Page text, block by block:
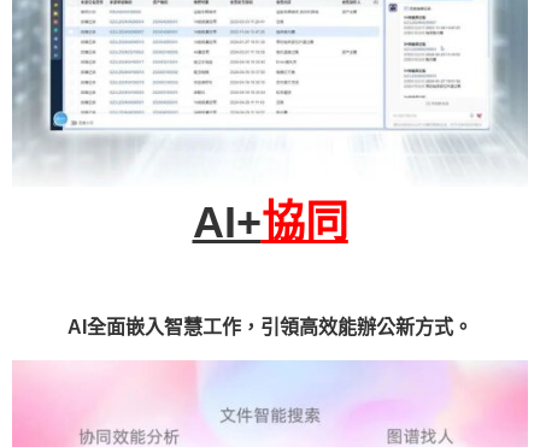
AI+協同
AI全面嵌入智慧工作，引領高效能辦公新方式。